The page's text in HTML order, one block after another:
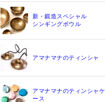
新・鍛造スペシャル
シンギングボウル
アマナマナのティンシャ
アマナマナのティンシャケ
ース